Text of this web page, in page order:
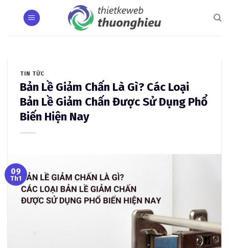
TIN TỨC
Bản Lề Giảm Chấn Là Gì? Các Loại
Bản Lề Giảm Chấn Được Sử Dụng Phổ
Biến Hiện Nay
09
Th1